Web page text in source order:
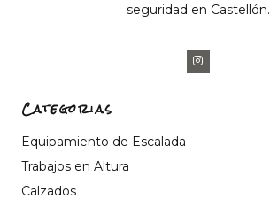
seguridad en Castellón.
Categorias
Equipamiento de Escalada
Trabajos en Altura
Calzados